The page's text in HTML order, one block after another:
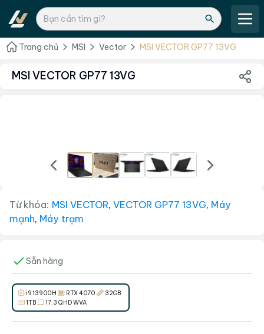
Trang chủ MSI Vector MSI VECTOR GP77 13VG
MSI VECTOR GP77 13VG
Từ khóa: MSI VECTOR,VECTOR GP77 13VG, Máy
mạnh, Máy trạm
Sẵn hàng
i9 13900H RTX 4070
32GB
1TB
17.3 QHD WVA